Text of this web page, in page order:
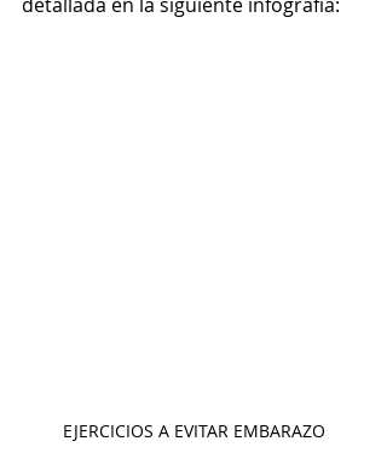
EJERCICIOS A EVITAR EMBARAZO